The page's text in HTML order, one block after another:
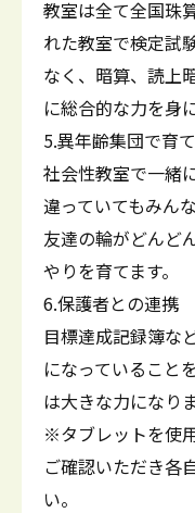
教室は全て全国珠
れた教室で検定試
なく、暗算、読上
に総合的な力を身
5.異年齢集団で育
社会性教室で一緒
違っていてもみん
友達の輪がどんど
やりを育てます。
6.保護者との連携
目標達成記録簿な
になっていること
は大きな力になりま
※タブレットを使
ご確認いただき各
い。